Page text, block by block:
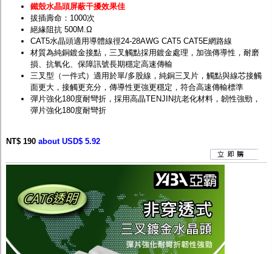
鐵殼水晶頭屏蔽干擾效果佳
拔插壽命：1000次
絕緣阻抗 500M.Ω
CAT5水晶頭適用導體線徑24-28AWG CAT5 CAT5E網路線
材質為純銅鍍金接點，三叉觸點採用鍍金處理，加強傳導性，耐磨
損、抗氧化、保障訊號長期穩定高速傳輸
三叉型（一件式）適用於單/多股線，純銅三叉片，觸點與線芯接觸
面更大，接觸更充分，傳導性更強更穩定，符合高速傳輸標準
彈片強化180度耐彎折，採用高晶TENJIN抗老化材料，韌性強勁，
彈片強化180度耐彎折
NT$ 190 about USD$ 5.92